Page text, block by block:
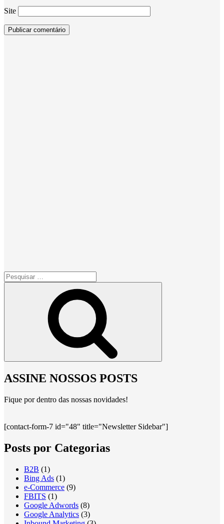
Site
Pesquisar
por:
ASSINE NOSSOS POSTS
Fique por dentro das nossas novidades!
[contact-form-7 id="48" title="Newsletter Sidebar"]
Posts por Categorias
B2B (1)
Bing Ads (1)
e-Commerce (9)
FBITS (1)
Google Adwords (8)
Google Analytics (3)